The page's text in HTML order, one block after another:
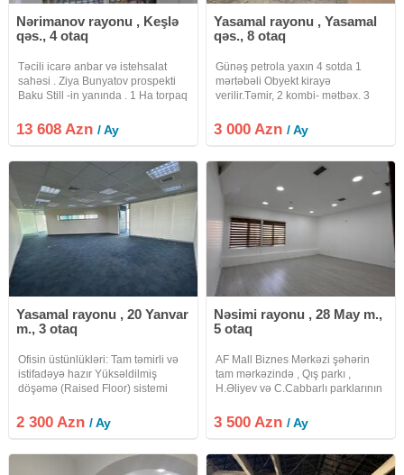
Nərimanov rayonu , Keşlə
qəs., 4 otaq
Təcili icarə anbar və istehsalat
sahəsi . Ziya Bunyatov prospekti
Baku Still -in yanında . 1 Ha torpaq
icarə təklif olunur.Hündürlük 5.2
metr. 30 yük maşını üçün parkinq
13 608 Azn/ Ay
Yasamal rayonu , Yasamal
qəs., 8 otaq
Günəş petrola yaxın 4 sotda 1
mərtəbəli Obyekt kirayə
verilir.Təmir, 2 kombi- mətbəx. 3
saxlamağa yer. otaqlar ayrı.
Obyekt baxca-kurs-reabitasiya- və
3 000 Azn/ Ay
Yasamal rayonu , 20 Yanvar
m., 3 otaq
Ofisin üstünlükləri: Tam təmirli və
istifadəyə hazır Yüksəldilmiş
döşəmə (Raised Floor) sistemi
kommunikasiya xətləri mövcuddur
Fəaliyyətə dərhal başlamaq
2 300 Azn/ Ay
Nəsimi rayonu , 28 May m.,
5 otaq
AF Mall Biznes Mərkəzi şəhərin
tam mərkəzində , Qış parkı ,
H.Əliyev və C.Cabbarlı parklarının
stansiyasının yaxınlığında yerləşir.
Biznes mərkəz müasir memarlıq
3 500 Azn/ Ay